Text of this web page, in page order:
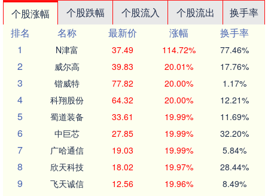
个股涨幅 个股跌幅 个股流入 个股流出
换手率
排名
名称 最新价 涨幅
换手率
1
N津富 37.49 114.72% 77.46%
2 威尔高 39.83 20.01% 17.76%
3 锴威特 77.82 20.00% 1.17%
4 科翔股份 64.32 20.00% 12.21%
5 蜀道装备 33.61 19.99% 11.69%
6 中巨芯 27.85 19.99% 32.20%
7 广哈通信 19.03 19.99% 5.84%
8 欣天科技 18.02 19.97% 28.44%
9 飞天诚信 12.56 19.96% 8.49%